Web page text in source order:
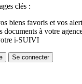
clés :
biens favoris et vos
documents à votre
i-SUIVI
Se connecter